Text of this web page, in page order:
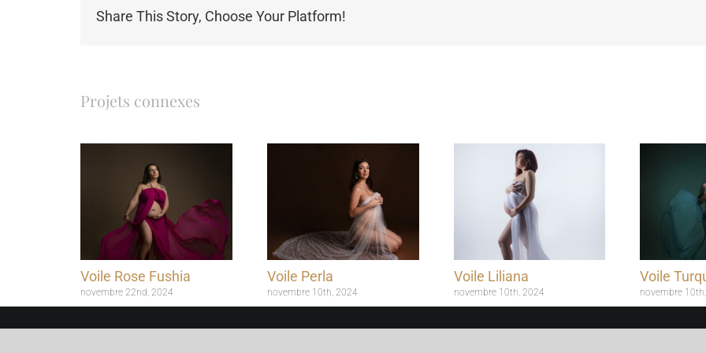
Share This Story, Choose Your Platform!
Projets connexes
Voile Rose Fushia
novembre 22nd, 2024
Voile Perla
novembre 10th, 2024
Voile Liliana
novembre 10th, 2024
Voile
novembre